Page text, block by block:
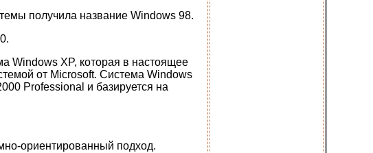
получила название Windows 98.
Windows XP, которая в настоящее
от Microsoft. Система Windows
Professional и базируется на
ориентированный подход.